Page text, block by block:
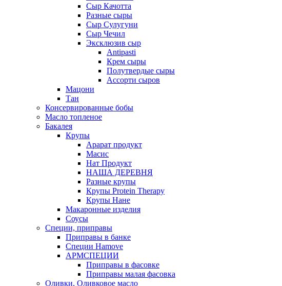
Сыр Качотта
Разные сыры
Сыр Сулугуни
Сыр Чечил
Эксклюзив сыр
Antipasti
Крем сыры
Полутвердые сыры
Ассорти сыров
Мацони
Тан
Консервированные бобы
Масло топленое
Бакалея
Крупы
Арарат продукт
Масис
Нат Продукт
НАША ДЕРЕВНЯ
Разные крупы
Крупы Protein Therapy
Крупы Нане
Макаронные изделия
Соусы
Специи, приправы
Приправы в банке
Специи Hamove
АРМСПЕЦИИ
Приправы в фасовке
Приправы малая фасовка
Оливки, Оливковое масло